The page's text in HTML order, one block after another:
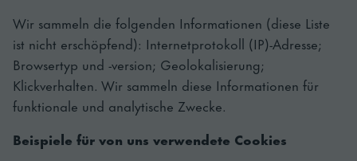
Wir sammeln die folgenden Informationen (diese Liste
ist nicht erschöpfend): Internetprotokoll (IP)-Adresse;
Browsertyp und -version; Geolokalisierung;
Klickverhalten. Wir sammeln diese Informationen für
funktionale und analytische Zwecke.
Beispiele für von uns verwendete Cookies